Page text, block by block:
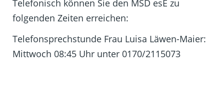
Telefonisch können Sie den MSD esE zu
folgenden Zeiten erreichen:
Telefonsprechstunde Frau Luisa Läwen-Maier:
Mittwoch 08:45 Uhr unter 0170/2115073